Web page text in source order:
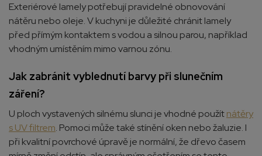
Exteriérové lamely potřebují pravidelné obnovování
nátěru nebo oleje. V kuchyni je důležité chránit lamely
před přímým kontaktem s vodou a silnou parou, například
vhodným umístěním mimo varnou zónu.
Jak zabránit vyblednutí barvy při slunečním
záření?
U ploch vystavených silnému slunci je vhodné použítnátěry
s UV filtrem. Pomoci může také stínění oken nebo žaluzie. I
při kvalitní povrchové úpravě je normální, že dřevo časem